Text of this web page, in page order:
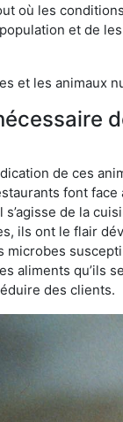
où les
et de
et les animaux
de ces
font
s’agisse de la
ils ont le flair
microbes
aliments qu’ils
des clients.